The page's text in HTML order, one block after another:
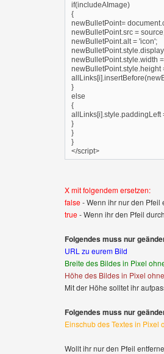
if(includeAImage)
{
newBulletPoint=
newBulletPoint.src =
newBulletPoint.alt = 'icon';
newBulletPoint.style.width
newBulletPoint.style.height
}
else
{
allLinks[i].style.paddingLeft
}
}
}
</script>
X mit folgendem ersetzen:
false- Wenn ihr nur den Pfeil
true- Wenn ihr den Pfeil
Folgendes muss nur
URL zu eurem Bild
Breite des Bildes in Pixel
Höhe des Bildes in Pixel
Mit der Höhe solltet ihr
Folgendes muss nur
Einschub des Textes in Pixel
Wollt ihr nur den Pfeil